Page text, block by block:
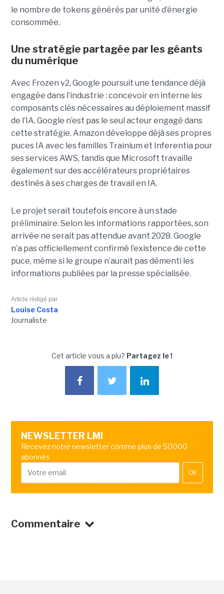
le nombre de tokens générés par unité d’énergie
consommée.
Une stratégie partagée par les géants
du numérique
Avec Frozen v2, Google poursuit une tendance déjà
engagée dans l’industrie : concevoir en interne les
composants clés nécessaires au déploiement massif
de l’IA. Google n’est pas le seul acteur engagé dans
cette stratégie. Amazon développe déjà ses propres
puces IA avec les familles Trainium et Inferentia pour
ses services AWS, tandis que Microsoft travaille
également sur des accélérateurs propriétaires
destinés à ses charges de travail en IA.
Le projet serait toutefois encore à un stade
préliminaire. Selon les informations rapportées, son
arrivée ne serait pas attendue avant 2028. Google
n’a pas officiellement confirmé l’existence de cette
puce, même si le groupe n’aurait pas démenti les
informations publiées par la presse spécialisée.
Article rédigé par
Louise Costa
Journaliste
Cet article vous a plu? Partagez le !
NEWSLETTER LMI
Recevez notre newsletter comme plus de 50000
abonnés
OK
Commentaire